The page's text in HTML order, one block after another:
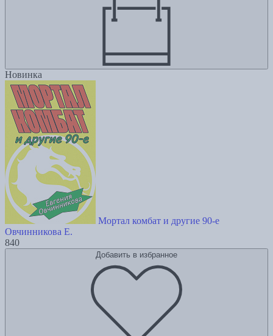
Новинка
Мортал комбат и другие 90-е
Овчинникова Е.
840
Добавить в избранное